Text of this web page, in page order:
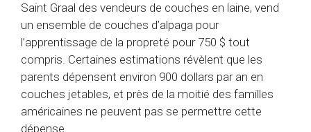
Saint Graal des vendeurs de couches en laine, vend
un ensemble de couches d’alpaga pour
l’apprentissage de la propreté pour 750 $ tout
compris. Certaines estimations révèlent que les
parents dépensent environ 900 dollars par an en
couches jetables, et près de la moitié des familles
américaines ne peuvent pas se permettre cette
dépense.